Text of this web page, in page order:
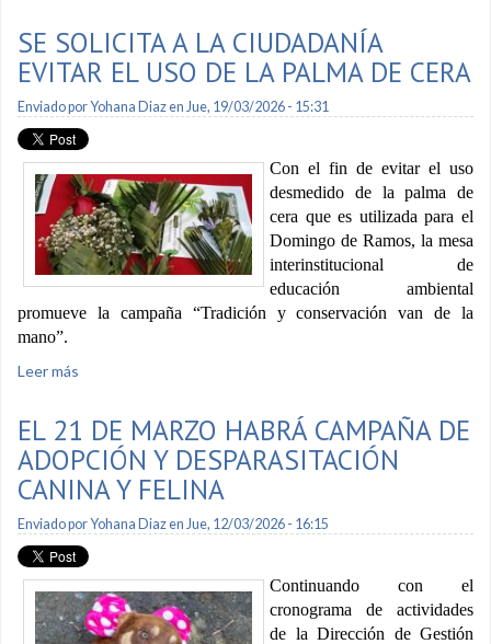
SE SOLICITA A LA CIUDADANÍA
EVITAR EL USO DE LA PALMA DE CERA
Enviado porYohana Diazen Jue, 19/03/2026 - 15:31
Con el fin de evitar el uso
desmedido de la palma de
cera que es utilizada para el
Domingo de Ramos, la mesa
interinstitucional de
educación ambiental
promueve la campaña “Tradición y conservación van de la
mano”.
Leer más
EL 21 DE MARZO HABRÁ CAMPAÑA DE
ADOPCIÓN Y DESPARASITACIÓN
CANINA Y FELINA
Enviado porYohana Diazen Jue, 12/03/2026 - 16:15
Continuando con el
cronograma de actividades
de la Dirección de Gestión